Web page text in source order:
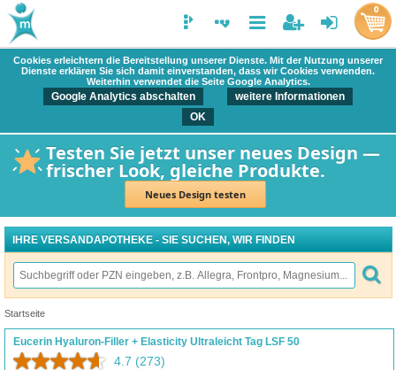
Cookies erleichtern die Bereitstellung unserer Dienste. Mit der Nutzung unserer
Dienste erklären Sie sich damit einverstanden, dass wir Cookies verwenden.
Weiterhin verwendet die Seite Google Analytics.
Google Analytics abschalten
weitere Informationen
OK
Testen Sie jetzt unser neues Design —
frischer Look, gleiche Produkte.
Neues Design testen
0
IHRE VERSANDAPOTHEKE - SIE SUCHEN, WIR FINDEN
Startseite
Eucerin Hyaluron-Filler + Elasticity Ultraleicht Tag LSF 50
4.7 (273)